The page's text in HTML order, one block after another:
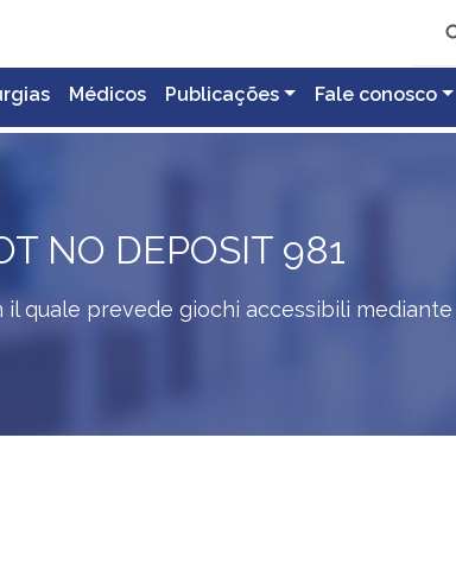
Médicos Publicações Fale conosco
NO DEPOSIT 981
quale prevede giochi accessibili